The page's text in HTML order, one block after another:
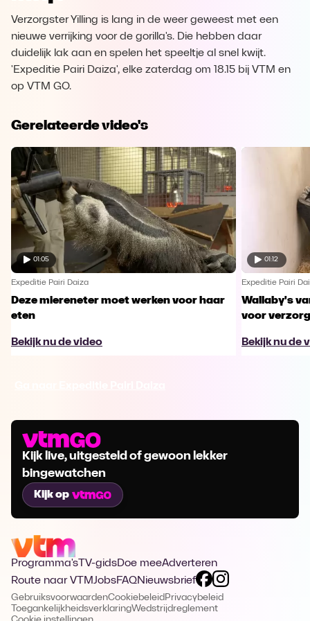
Verzorgster Yilling is lang in de weer geweest met een
nieuwe verrijking voor de gorilla's. Die hebben daar
duidelijk lak aan en spelen het speeltje al snel kwijt.
'Expeditie Pairi Daiza', elke zaterdag om 18.15 bij VTM en
op VTM GO.
Gerelateerde video's
01:05
Expeditie Pairi Daiza
Deze miereneter moet werken voor haar
eten
Bekijk nu de video
01:12
Expeditie Pairi
Wallaby's
voor
Bekijk nu de
Kijk live, uitgesteld of gewoon lekker
bingewatchen
Kijk op
Programma's TV-gidsDoe meeAdverteren
Route naar VTMJobsFAQNieuwsbrief
GebruiksvoorwaardenCookiebeleid Privacybeleid
ToegankelijkheidsverklaringWedstrijdreglement